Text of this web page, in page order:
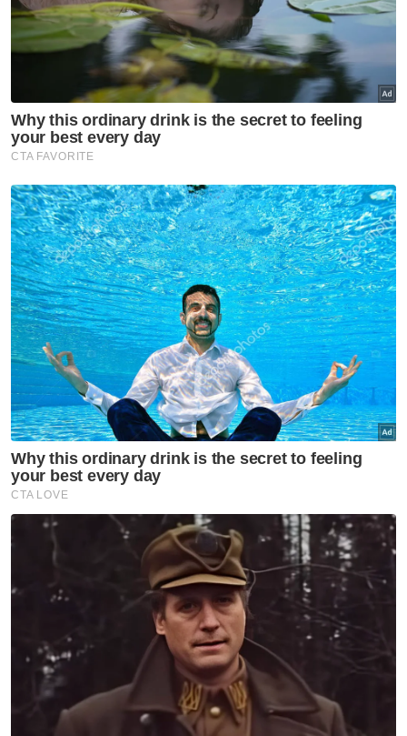
tangani campur tangan asing - MKN
Penambahbaikan RUU asing peranan Peguam
Negara, pendakwa raya ambil masa tiga bulan -
Menurut kenyataan itu, reformasi
perundangan berkenaan merupakan langkah
penting bagi memastikan keadilan
dilaksanakan secara bebas, telus dan
berlandaskan integriti serta menggambarkan
iltizam Malaysia membina sistem
pendakwaan yang diyakini rakyat dan setara
dengan piawaian terbaik dunia.
"BHEUU, JPM merakamkan setinggi-tinggi
penghargaan kepada Perdana
Menteri, Menteri di Jabatan Perdana Menteri
(Undang-Undang dan Reformasi Institusi),
Timbalan Menteri di Jabatan Perdana
Menteri (Undang-Undang dan Reformasi
Institusi), barisan Jemaah Menteri dan